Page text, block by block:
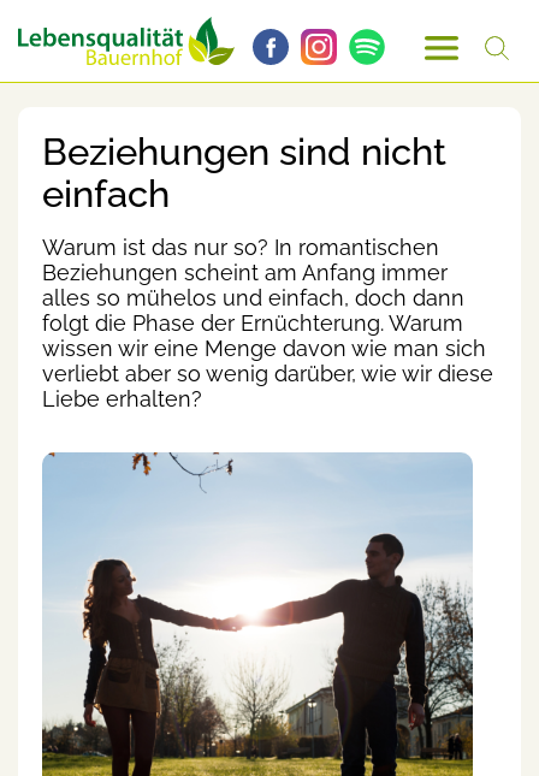
Beziehungen sind nicht
einfach
Warum ist das nur so? In romantischen
Beziehungen scheint am Anfang immer
alles so mühelos und einfach, doch dann
folgt die Phase der Ernüchterung. Warum
wissen wir eine Menge davon wie man sich
verliebt aber so wenig darüber, wie wir diese
Liebe erhalten?